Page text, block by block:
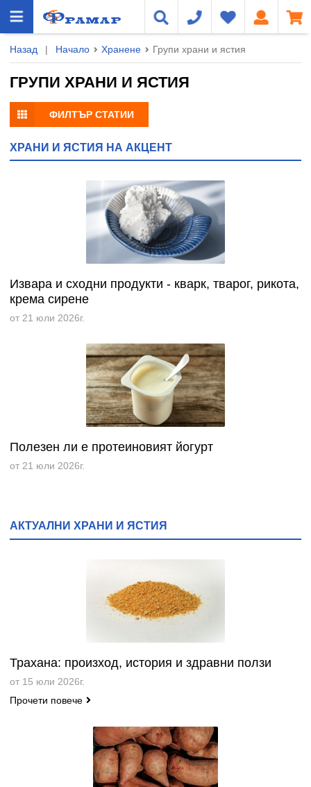
Назад | Начало Хранене Групи храни и ястия
ГРУПИ ХРАНИ И ЯСТИЯ
ФИЛТЪР СТАТИИ
ХРАНИ И ЯСТИЯ НА АКЦЕНТ
Извара и сходни продукти - кварк, тварог, рикота,
крема сирене
от 21 юли 2026г.
Полезен ли е протеиновият йогурт
от 21 юли 2026г.
АКТУАЛНИ ХРАНИ И ЯСТИЯ
Трахана: произход, история и здравни ползи
от 15 юли 2026г.
Прочети повече